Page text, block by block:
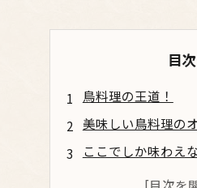
目次
鳥料理の王道！
美味しい鳥料理の
ここでしか味わえ
食通も唸る！